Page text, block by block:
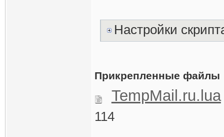
Настройки
Прикрепленные файлы
TempMail.ru.lua
114